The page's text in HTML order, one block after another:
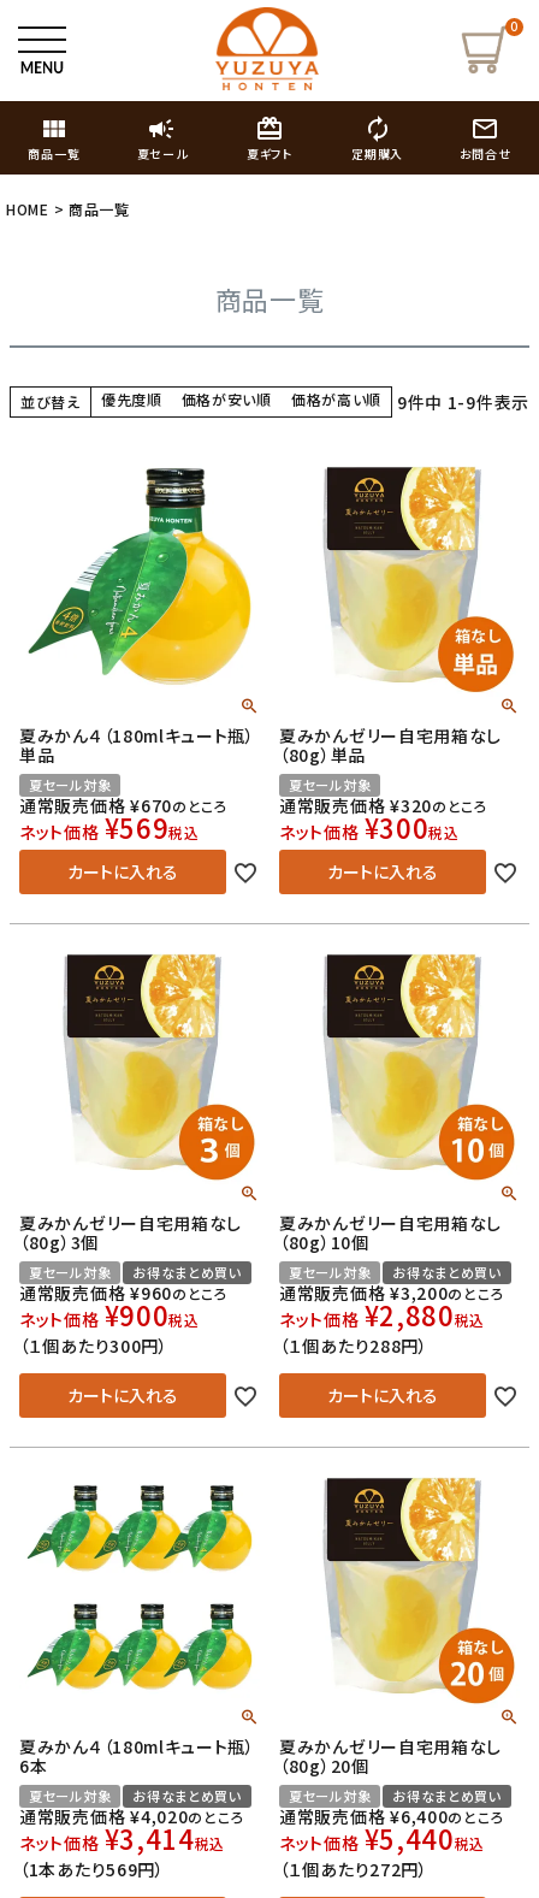
0
view_module
商品一覧
campaign
夏セール
card_giftcard
夏ギフト
autorenew
定期購入
mail_outline
お問合せ
HOME 商品一覧
商品一覧
並び替え 優先度順 価格が安い順 価格が高い順 9件中 1-9件表示
夏みかん４（180mlキュート瓶）
単品
夏セール対象
通常販売価格 ¥670のところ
ネット価格 ¥569税込
カートに入れる
夏みかんゼリー自宅用箱なし
（80g）単品
夏セール対象
通常販売価格 ¥320のところ
ネット価格 ¥300税込
カートに入れる
夏みかんゼリー自宅用箱なし
（80g）3個
夏セール対象 お得なまとめ買い
通常販売価格 ¥960のところ
ネット価格 ¥900税込
（１個あたり300円）
カートに入れる
夏みかんゼリー自宅用箱なし
（80g）10個
夏セール対象 お得なまとめ買い
通常販売価格 ¥3,200のところ
ネット価格 ¥2,880税込
（１個あたり288円）
カートに入れる
夏みかん４（180mlキュート瓶）
6本
夏セール対象 お得なまとめ買い
通常販売価格 ¥4,020のところ
ネット価格 ¥3,414税込
（1本あたり569円）
夏みかんゼリー自宅用箱なし
（80g）20個
夏セール対象 お得なまとめ買い
通常販売価格 ¥6,400のところ
ネット価格 ¥5,440税込
（１個あたり272円）